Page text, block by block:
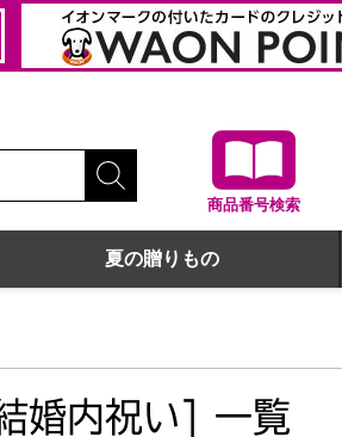
商品番号検索
夏の贈りもの
婚内祝い] 一覧